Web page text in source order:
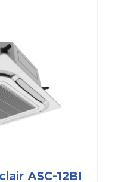
ASC-12BI